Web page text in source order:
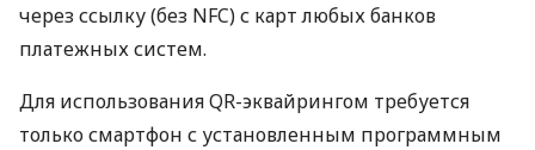
через ссылку (без NFC) с карт любых банков
платежных систем.
Для использования QR-эквайрингом требуется
только смартфон с установленным программным